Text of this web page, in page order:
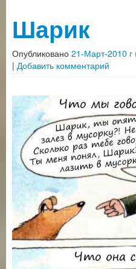
Шарик
Опубликовано 21-Март-2010 г
| Добавить комментарий